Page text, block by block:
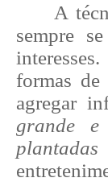
A
sempre
formas
agregar
grande